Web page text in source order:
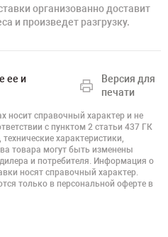
организованно доставит
и произведет разгрузку.
ее и
Версия для
печати
носит справочный характер и не
с пунктом 2 статьи 437 ГК
характеристики,
товара могут быть изменены
и потребителя. Информация о
носят справочный характер.
только в персональной оферте в